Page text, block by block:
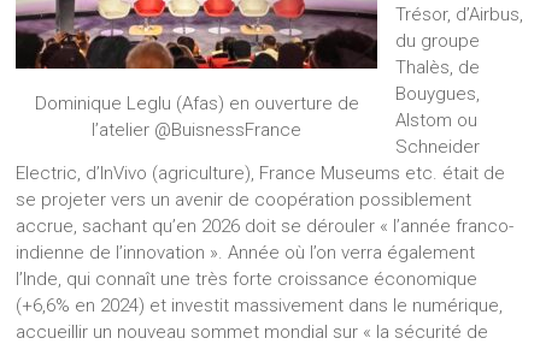
Dominique Leglu (Afas) en ouverture de
l’atelier @BuisnessFrance
Trésor, d’Airbus,
du groupe
Thalès, de
Bouygues,
Alstom ou
Schneider
Electric, d’InVivo (agriculture), France Museums etc. était de
se projeter vers un avenir de coopération possiblement
accrue, sachant qu’en 2026 doit se dérouler « l’année franco-
indienne de l’innovation ». Année où l’on verra également
l’Inde, qui connaît une très forte croissance économique
(+6,6% en 2024) et investit massivement dans le numérique,
accueillir un nouveau sommet mondial sur « la sécurité de